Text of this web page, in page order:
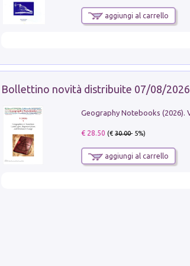
aggiungi al carrello
Bollettino novità distribuite 07/08/2026
€ 28.50 (€30.00- 5%)
aggiungi al carrello